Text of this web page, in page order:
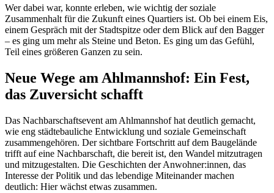
Wer dabei war, konnte erleben, wie wichtig der soziale
Zusammenhalt für die Zukunft eines Quartiers ist. Ob bei einem Eis,
einem Gespräch mit der Stadtspitze oder dem Blick auf den Bagger
– es ging um mehr als Steine und Beton. Es ging um das Gefühl,
Teil eines größeren Ganzen zu sein.
Neue Wege am Ahlmannshof: Ein Fest,
das Zuversicht schafft
Das Nachbarschaftsevent am Ahlmannshof hat deutlich gemacht,
wie eng städtebauliche Entwicklung und soziale Gemeinschaft
zusammengehören. Der sichtbare Fortschritt auf dem Baugelände
trifft auf eine Nachbarschaft, die bereit ist, den Wandel mitzutragen
und mitzugestalten. Die Geschichten der Anwohner:innen, das
Interesse der Politik und das lebendige Miteinander machen
deutlich: Hier wächst etwas zusammen.